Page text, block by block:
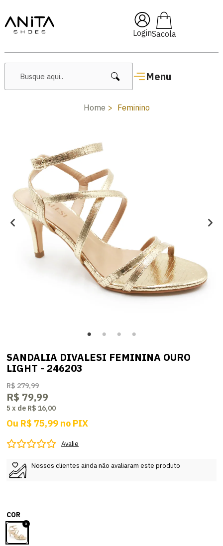
Login
Menu
🔥 Lançamentos Femininos
Home Feminino
SANDALIA DIVALESI FEMININA OURO
LIGHT - 246203
R$ 279,99
R$ 79,99
5 x de R$ 16,00
Ou R$ 75,99 no PIX
Avalie
Nossos clientes ainda não avaliaram este produto
COR